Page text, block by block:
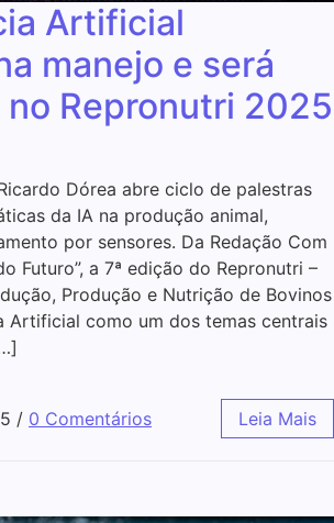
Artificial
manejo e será
Repronutri 2025
Dórea abre ciclo de palestras
da IA na produção animal,
por sensores. Da Redação Com
Futuro”, a 7ª edição do Repronutri –
Produção e Nutrição de Bovinos
Artificial como um dos temas centrais
/ 0 Comentários Leia Mais